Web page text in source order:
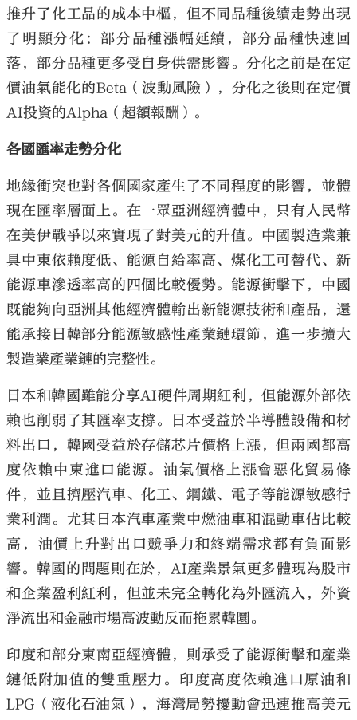
推升了化工品的成本中樞，但不同品種後續走勢出現
了明顯分化：部分品種漲幅延續，部分品種快速回
落，部分品種更多受自身供需影響。分化之前是在定
價油氣能化的Beta（波動風險），分化之後則在定價
AI投資的Alpha（超額報酬）。
各國匯率走勢分化
地緣衝突也對各個國家產生了不同程度的影響，並體
現在匯率層面上。在一眾亞洲經濟體中，只有人民幣
在美伊戰爭以來實現了對美元的升值。中國製造業兼
具中東依賴度低、能源自給率高、煤化工可替代、新
能源車滲透率高的四個比較優勢。能源衝擊下，中國
既能夠向亞洲其他經濟體輸出新能源技術和產品，還
能承接日韓部分能源敏感性產業鏈環節，進一步擴大
製造業產業鏈的完整性。
日本和韓國雖能分享AI硬件周期紅利，但能源外部依
賴也削弱了其匯率支撐。日本受益於半導體設備和材
料出口，韓國受益於存儲芯片價格上漲，但兩國都高
度依賴中東進口能源。油氣價格上漲會惡化貿易條
件，並且擠壓汽車、化工、鋼鐵、電子等能源敏感行
業利潤。尤其日本汽車產業中燃油車和混動車佔比較
高，油價上升對出口競爭力和終端需求都有負面影
響。韓國的問題則在於，AI產業景氣更多體現為股市
和企業盈利紅利，但並未完全轉化為外匯流入，外資
淨流出和金融市場高波動反而拖累韓圜。
印度和部分東南亞經濟體，則承受了能源衝擊和產業
鏈低附加值的雙重壓力。印度高度依賴進口原油和
LPG（液化石油氣），海灣局勢擾動會迅速推高美元